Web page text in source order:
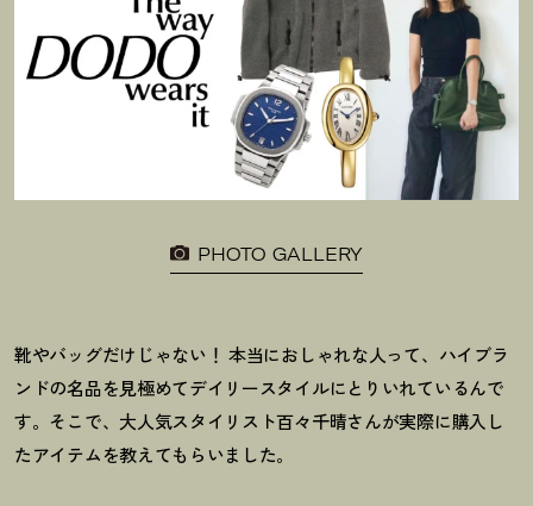
PHOTO GALLERY
靴やバッグだけじゃない！ 本当におしゃれな人って、ハイブラ
ンドの名品を見極めてデイリースタイルにとりいれているんで
す。そこで、大人気スタイリスト百々千晴さんが実際に購入し
たアイテムを教えてもらいました。